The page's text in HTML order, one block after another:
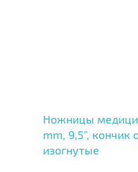
Ножницы
mm, 9,5”, кончик
изогнутые